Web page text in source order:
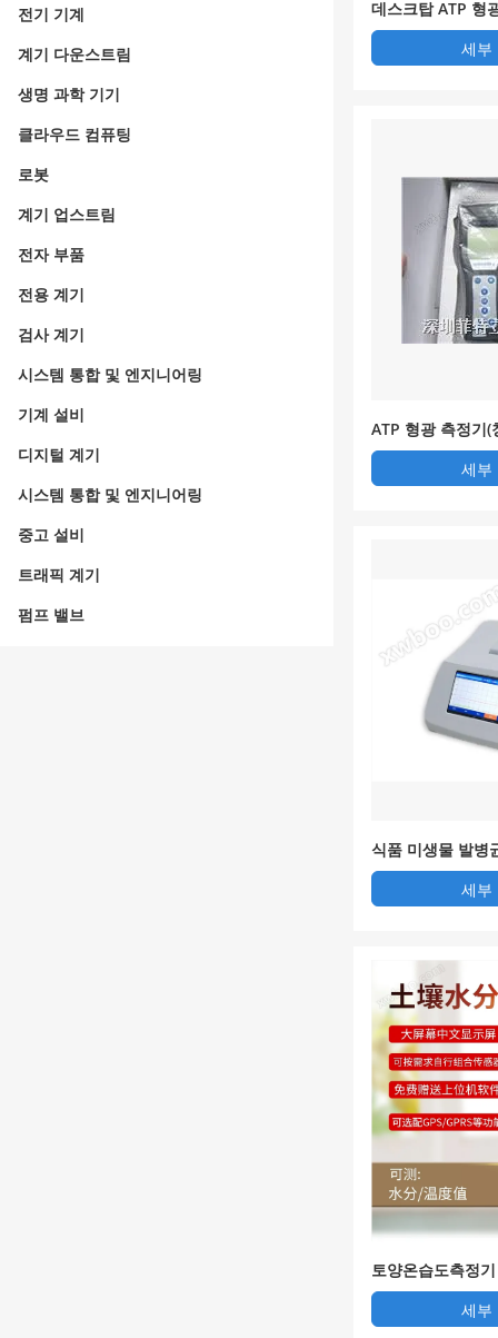
전기 기계
계기 다운스트림
생명 과학 기기
클라우드 컴퓨팅
로봇
계기 업스트림
전자 부품
전용 계기
검사 계기
시스템 통합 및 엔지니어링
기계 설비
디지털 계기
시스템 통합 및 엔지니어링
중고 설비
트래픽 계기
펌프 밸브
데스크탑 ATP 형
세부
ATP 형광 측정기(
세부
식품 미생물 발병
세부
토양온습도측정
세부